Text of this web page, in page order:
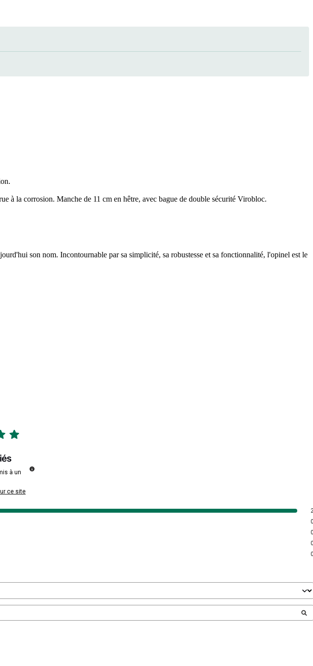
à la corrosion. Manche de 11 cm en hêtre, avec bague de double sécurité Virobloc.
son nom. Incontournable par sa simplicité, sa robustesse et sa fonctionnalité, l'opinel est le
à un
ce site